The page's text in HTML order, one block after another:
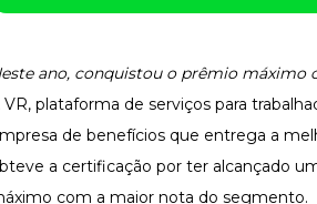
gerenciar o seu dinheiro
a rotina
ano, conquistou o prêmio máximo
VR, plataforma de serviços para
de benefícios que entrega a
a certificação por ter alcançado
com a maior nota do segmento.